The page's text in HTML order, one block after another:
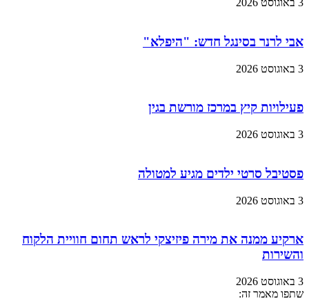
3 באוגוסט 2026
אבי לרנר בסינגל חדש: "היפלא"
3 באוגוסט 2026
פעילויות קיץ במרכז מורשת בגין
3 באוגוסט 2026
פסטיבל סרטי ילדים מגיע למטולה
3 באוגוסט 2026
ארקיע ממנה את מירה פיזיצקי לראש תחום חוויית הלקוח
והשירות
3 באוגוסט 2026
שתפו מאמר זה: